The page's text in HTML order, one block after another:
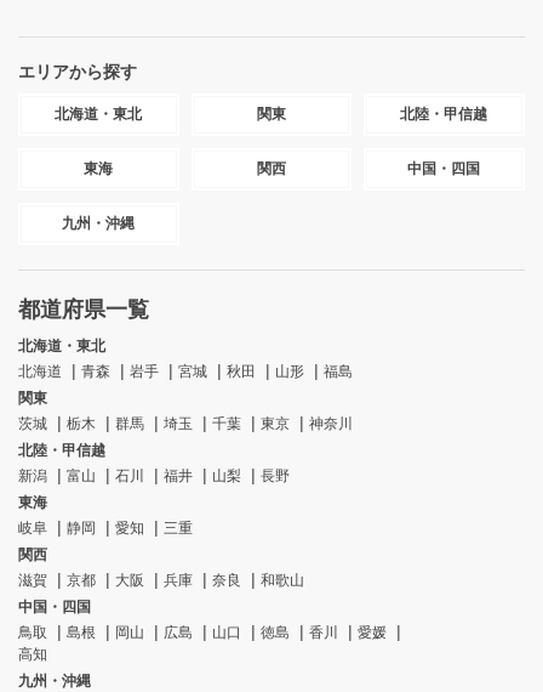
エリアから探す
北海道・東北 関東 北陸・甲信越
東海 関西 中国・四国
九州・沖縄
都道府県一覧
北海道・東北
北海道
青森 岩手 宮城 秋田 山形
福島
関東
茨城
栃木 群馬 埼玉 千葉 東京
神奈川
北陸・甲信越
新潟
富山 石川 福井 山梨
長野
東海
岐阜
静岡 愛知
三重
関西
滋賀
京都 大阪 兵庫 奈良
和歌山
中国・四国
鳥取
島根 岡山 広島 山口 徳島 香川
愛媛
高知
九州・沖縄